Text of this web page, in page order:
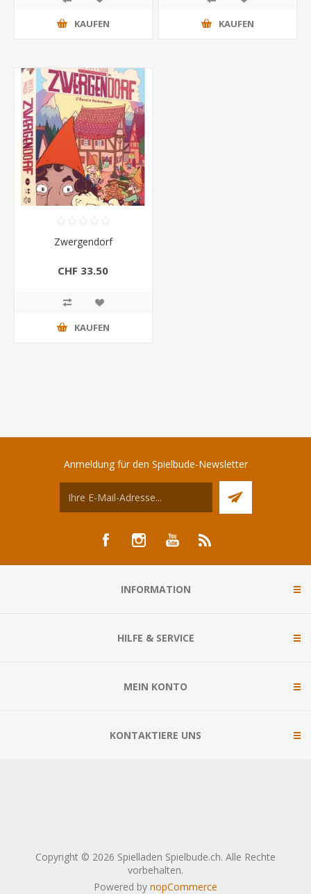
KAUFEN KAUFEN
Zwergendorf
CHF 33.50
KAUFEN
Anmeldung für den Spielbude-Newsletter
INFORMATION
HILFE & SERVICE
MEIN KONTO
KONTAKTIERE UNS
Copyright © 2026 Spielladen Spielbude.ch. Alle Rechte
vorbehalten.
Powered by nopCommerce